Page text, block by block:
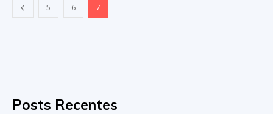
5 6 7
Posts Recentes